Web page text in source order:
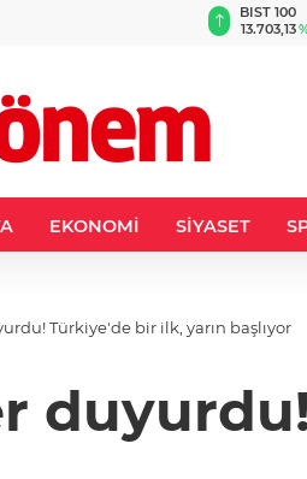
BIST 100
13.703,13
EKONOMİ SİYASET
Türkiye'de bir ilk, yarın başlıyor